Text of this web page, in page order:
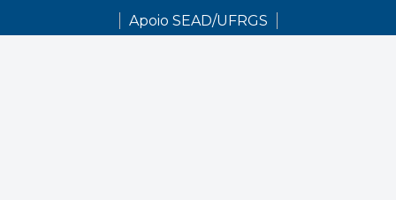
Apoio SEAD/UFRGS